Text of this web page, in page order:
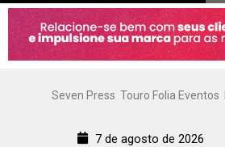
Seven Press Touro Folia Eventos
7 de agosto de 2026